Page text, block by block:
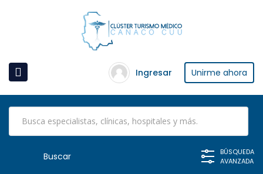
Ingresar Unirme ahora
BÚSQUEDA
AVANZADA